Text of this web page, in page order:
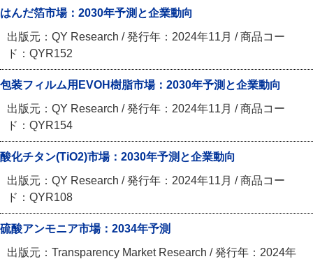
はんだ箔市場：2030年予測と企業動向
出版元：QY Research / 発行年：2024年11月 / 商品コー
ド：QYR152
包装フィルム用EVOH樹脂市場：2030年予測と企業動向
出版元：QY Research / 発行年：2024年11月 / 商品コー
ド：QYR154
酸化チタン(TiO2)市場：2030年予測と企業動向
出版元：QY Research / 発行年：2024年11月 / 商品コー
ド：QYR108
硫酸アンモニア市場：2034年予測
出版元：Transparency Market Research / 発行年：2024年